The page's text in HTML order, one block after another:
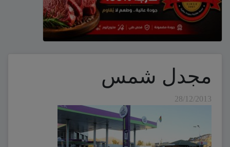
مجدل شمس
28/12/2013